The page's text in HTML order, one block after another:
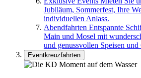
Jubiläum, Sommerfest, Ihre
individuellen Anlass.
Abendfahrten Entspannte
Main und Mosel mit
und genussvollen Speisen und
Eventkreuzfahrten